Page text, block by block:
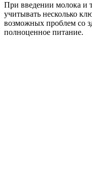
При введении молока и
учитывать несколько
возможных проблем со
полноценное питание.